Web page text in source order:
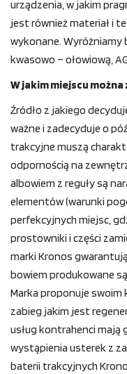
urządzenia, w jakim
jest również materiał i
wykonane.
kwasowo – ołowiową,
W jakim miejscu
Źródło z jakiego
ważne i zadecyduje o
trakcyjne muszą
odpornością na
albowiem z reguły są
elementów (warunki
perfekcyjnych miejsc,
prostowniki i części
marki Kronos
bowiem produkowane
Marka proponuje
zabieg jakim jest
usług kontrahenci mają
wystąpienia usterek z
baterii trakcyjnych